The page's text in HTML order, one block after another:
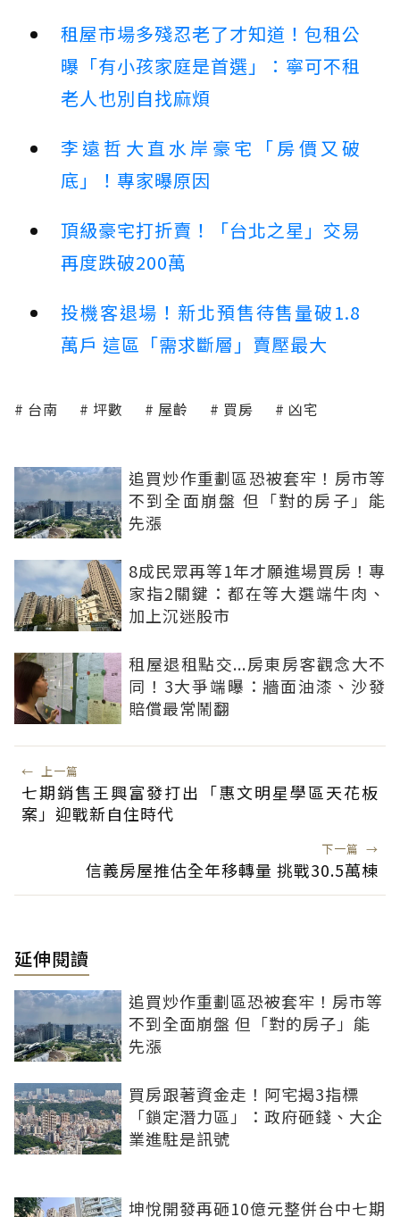
租屋市場多殘忍老了才知道！包租公
曝「有小孩家庭是首選」：寧可不租
老人也別自找麻煩
李遠哲大直水岸豪宅「房價又破
底」！專家曝原因
頂級豪宅打折賣！「台北之星」交易
再度跌破200萬
投機客退場！新北預售待售量破1.8
萬戶 這區「需求斷層」賣壓最大
台南 坪數 屋齡 買房 凶宅
追買炒作重劃區恐被套牢！房市等
不到全面崩盤 但「對的房子」能
先漲
8成民眾再等1年才願進場買房！專
家指2關鍵：都在等大選端牛肉、
加上沉迷股市
租屋退租點交...房東房客觀念大不
同！3大爭端曝：牆面油漆、沙發
賠償最常鬧翻
← 上一篇
七期銷售王興富發打出「惠文明星學區天花板
案」迎戰新自住時代
下一篇 →
信義房屋推估全年移轉量 挑戰30.5萬棟
延伸閱讀
追買炒作重劃區恐被套牢！房市等
不到全面崩盤 但「對的房子」能
先漲
買房跟著資金走！阿宅揭3指標
「鎖定潛力區」：政府砸錢、大企
業進駐是訊號
坤悅開發再砸10億元整併台中七期